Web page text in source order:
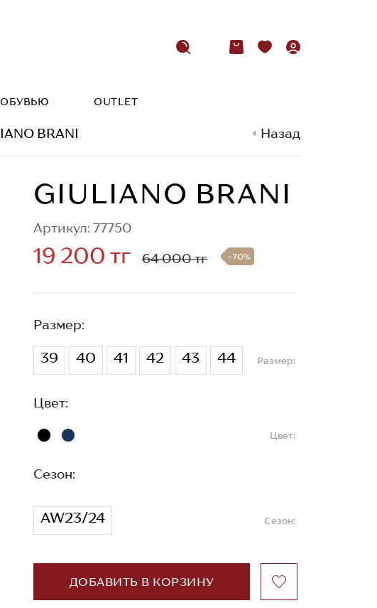
OUTLET
BRANI Назад
GIULIANO BRANI
Артикул: 77750
19 200 тг 64 000 тг -70%
Размер:
39 40 41 42 43 44 Размер:
Цвет:
Цвет:
Сезон:
AW23/24 Сезон:
ДОБАВИТЬ В КОРЗИНУ